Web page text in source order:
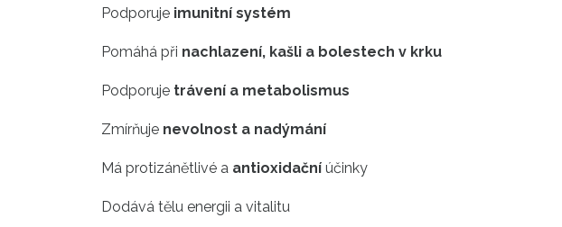
Podporuje imunitní systém
Pomáhá při nachlazení, kašli a bolestech v krku
Podporuje trávení a metabolismus
Zmírňuje nevolnost a nadýmání
Má protizánětlivé a antioxidační účinky
Dodává tělu energii a vitalitu